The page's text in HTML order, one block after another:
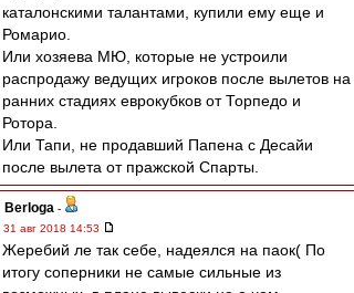
каталонскими талантами, купили ему еще и
Ромарио.
Или хозяева МЮ, которые не устроили
распродажу ведущих игроков после вылетов на
ранних стадиях еврокубков от Торпедо и
Ротора.
Или Тапи, не продавший Папена с Десайи
после вылета от пражской Спарты.
Berloga -
31 авг 2018 14:53
Жеребий ле так себе, надеялся на паок( По
итогу соперники не самые сильные из